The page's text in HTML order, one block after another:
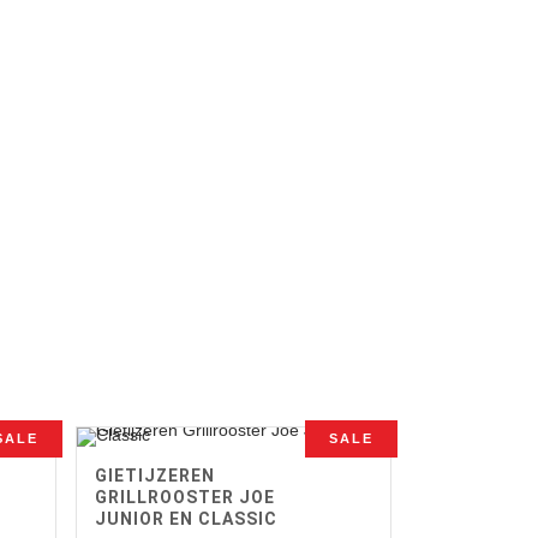
SALE
GIETIJZEREN
GRILLROOSTER JOE
JUNIOR EN CLASSIC